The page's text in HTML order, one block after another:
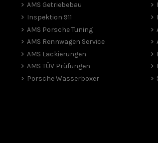
AMS Getriebebau
Inspektion 911
AMS Porsche Tuning
AMS Rennwagen Service
AMS Lackierungen
AMS TÜV Prüfungen
Porsche Wasserboxer